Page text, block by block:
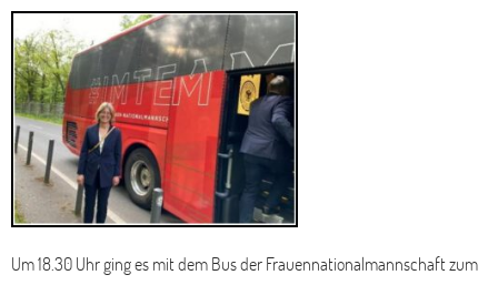
Um 18.30 Uhr ging es mit dem Bus der Frauennationalmannschaft zum